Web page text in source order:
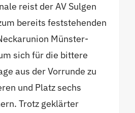
reist der AV Sulgen
bereits feststehenden
Münster-
sich für die bittere
aus der Vorrunde zu
und Platz sechs
Trotz geklärter